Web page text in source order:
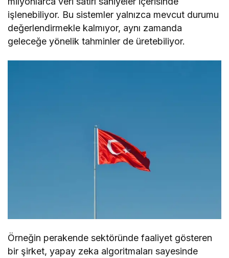
işlenebiliyor. Bu sistemler yalnızca mevcut durumu
değerlendirmekle kalmıyor, aynı zamanda
geleceğe yönelik tahminler de üretebiliyor.
Örneğin perakende sektöründe faaliyet gösteren
bir şirket, yapay zeka algoritmaları sayesinde